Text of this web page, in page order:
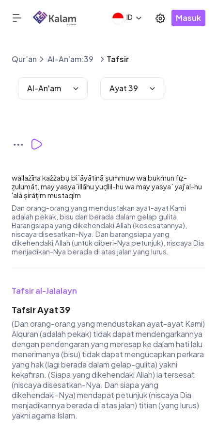
ID Masuk
Qur’an Al-An'am:39 Tafsir
Al-An'am Ayat 39
wallażīna każżabụ bi`āyātinā ṣummuw wa bukmun fiẓ-
ẓulumāt, may yasya`illāhu yuḍlil-hu wa may yasya` yaj'al-hu
'alā ṣirāṭim mustaqīm
Dan orang-orang yang mendustakan ayat-ayat Kami
adalah pekak, bisu dan berada dalam gelap gulita.
Barangsiapa yang dikehendaki Allah (kesesatannya),
niscaya disesatkan-Nya. Dan barangsiapa yang
dikehendaki Allah (untuk diberi-Nya petunjuk), niscaya Dia
menjadikan-Nya berada di atas jalan yang lurus.
Tafsir al-Jalalayn
Tafsir Ayat 39
(Dan orang-orang yang mendustakan ayat-ayat Kami)
Alquran (adalah pekak) tidak dapat mendengarkannya
dengan pendengaran yang meresap ke dalam hati lalu
menerimanya (bisu) tidak dapat mengucapkan perkara
yang hak (lagi berada dalam gelap-gulita) yakni
kekafiran. (Siapa yang dikehendaki Allah) ia tersesat
(niscaya disesatkan-Nya. Dan siapa yang
dikehendaki-Nya) mendapat petunjuk (niscaya Dia
menjadikannya berada di atas jalan) titian (yang lurus)
yakni agama Islam.